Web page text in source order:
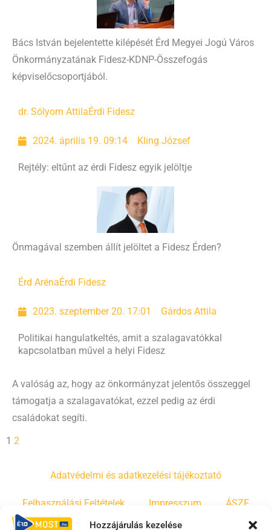
Hozzájárulás kezelése
Bács István bejelentette kilépését Érd Megyei Jogú Város
Önkormányzatának Fidesz-KDNP-Összefogás
képviselőcsoportjából.
dr. Sólyom AttilaÉrdi Fidesz
2024. április 19. 09:14 Kling József
Rejtély: eltűnt az érdi Fidesz egyik jelöltje
Önmagával szemben állít jelöltet a Fidesz Érden?
Érd ArénaÉrdi Fidesz
2023. szeptember 20. 17:01 Gárdos Attila
Politikai hangulatkeltés, amit a szalagavatókkal
kapcsolatban művel a helyi Fidesz
A valóság az, hogy az önkormányzat jelentős összeggel
támogatja a szalagavatókat, ezzel pedig az érdi
családokat segíti.
1 2
Adatvédelmi és adatkezelési tájékoztató
Felhasználási Feltételek Impresszum ÁSZF